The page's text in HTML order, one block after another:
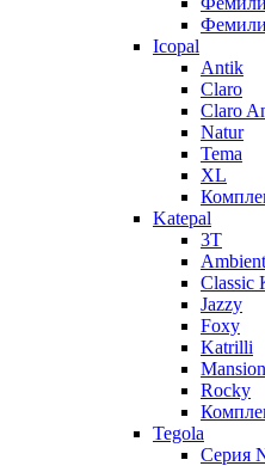
Icopal
Antik
Claro
Claro
Natur
Tema
XL
Katepal
3T
Ambient
Classic
Jazzy
Foxy
Katrilli
Mansion
Rocky
Tegola
Серия